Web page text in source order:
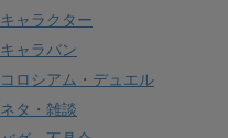
キャラクター
キャラバン
コロシアム・デュエル
ネタ・雑談